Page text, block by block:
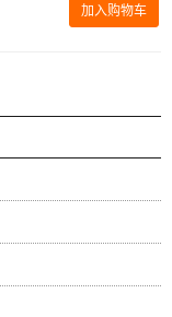
加入购物车